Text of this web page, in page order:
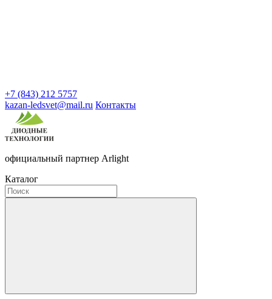
+7 (843) 212 5757
kazan-ledsvet@mail.ru Контакты
официальный партнер Arlight
Каталог